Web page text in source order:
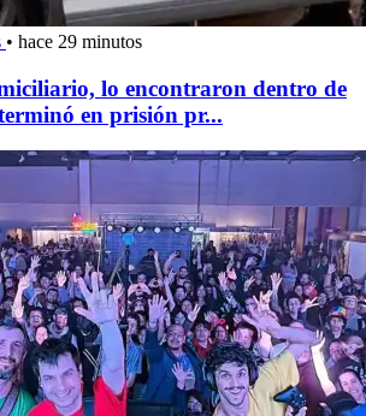
• hace 29 minutos
lo encontraron dentro de
en prisión pr...